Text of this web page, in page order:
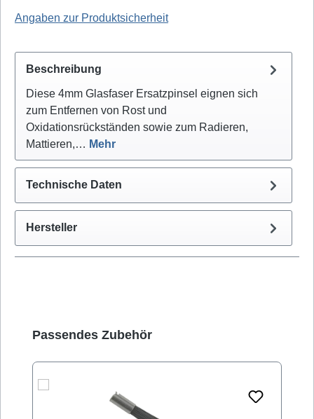
Angaben zur Produktsicherheit
Beschreibung
Diese 4mm Glasfaser Ersatzpinsel eignen sich
zum Entfernen von Rost und
Oxidationsrückständen sowie zum Radieren,
Mattieren,… Mehr
Technische Daten
Hersteller
Produktgalerie überspringen
Passendes Zubehör